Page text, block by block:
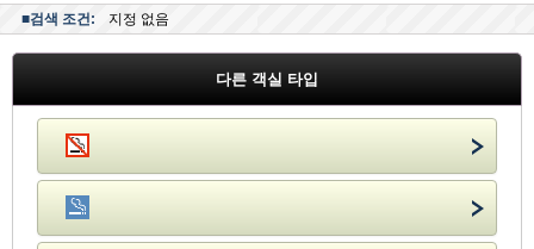
■검색 조건: 지정 없음
다른 객실 타입